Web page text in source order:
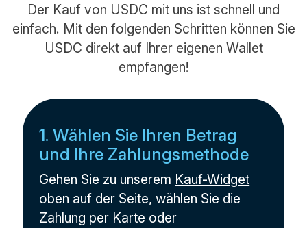
Der Kauf von USDC mit uns ist schnell und
einfach. Mit den folgenden Schritten können Sie
USDC direkt auf Ihrer eigenen Wallet
empfangen!
1. Wählen Sie Ihren Betrag
und Ihre Zahlungsmethode
Gehen Sie zu unserem Kauf-Widget
oben auf der Seite, wählen Sie die
Zahlung per Karte oder